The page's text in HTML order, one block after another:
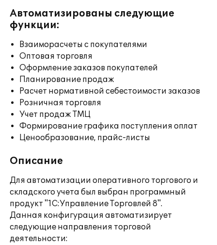
Автоматизированы следующие
функции:
Взаиморасчеты с покупателями
Оптовая торговля
Оформление заказов покупателей
Планирование продаж
Расчет нормативной себестоимости заказов
Розничная торговля
Учет продаж ТМЦ
Формирование графика поступления оплат
Ценообразование, прайс-листы
Описание
Для автоматизации оперативного торгового и
складского учета был выбран программный
продукт "1С:Управление Торговлей 8".
Данная конфигурация автоматизирует
следующие направления торговой
деятельности: